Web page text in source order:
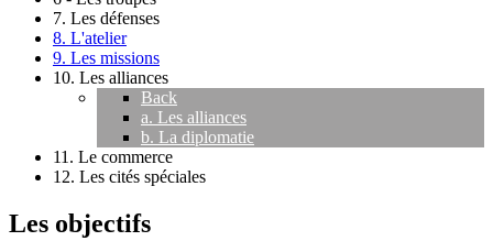
7. Les défenses
8. L'atelier
9. Les missions
10. Les alliances
Back
a. Les alliances
b. La diplomatie
11. Le commerce
12. Les cités spéciales
Les objectifs